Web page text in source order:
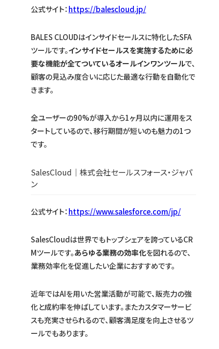
公式サイト：https://balescloud.jp/
BALES CLOUDはインサイドセールスに特化したSFA
ツールです。インサイドセールスを実施するために必
要な機能が全てついているオールインワンツールで、
顧客の見込み度合いに応じた最適な行動を自動化で
きます。
全ユーザーの90%が導入から1ヶ月以内に運用をス
タートしているので、移行期間が短いのも魅力の1つ
です。
SalesCloud｜株式会社セールスフォース・ジャパ
ン
公式サイト：https://www.salesforce.com/jp/
SalesCloudは世界でもトップシェアを誇っているCR
Mツールです。あらゆる業務の効率化を図れるので、
業務効率化を促進したい企業におすすめです。
近年ではAIを用いた営業活動が可能で、販売力の強
化と成約率を伸ばしています。またカスタマーサービ
スも充実させられるので、顧客満足度を向上させるツ
ールでもあります。